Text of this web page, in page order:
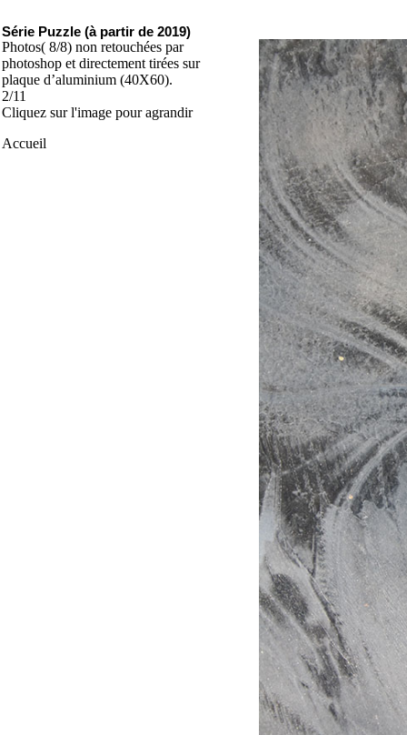
Série Puzzle (à partir de 2019)
Photos( 8/8) non retouchées par
photoshop et directement tirées sur
plaque d’aluminium (40X60).
2/11
Cliquez sur l'image pour agrandir
Accueil